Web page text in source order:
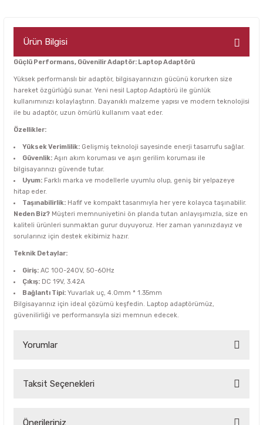
Ürün Bilgisi
Güçlü Performans, Güvenilir Adaptör: Laptop Adaptörü
Yüksek performanslı bir adaptör, bilgisayarınızın gücünü korurken size
hareket özgürlüğü sunar. Yeni nesil Laptop Adaptörü ile günlük
kullanımınızı kolaylaştırın. Dayanıklı malzeme yapısı ve modern teknolojisi
ile bu adaptör, uzun ömürlü kullanım vaat eder.
Özellikler:
Yüksek Verimlilik: Gelişmiş teknoloji sayesinde enerji tasarrufu sağlar.
Güvenlik: Aşırı akım koruması ve aşırı gerilim koruması ile
bilgisayarınızı güvende tutar.
Uyum: Farklı marka ve modellerle uyumlu olup, geniş bir yelpazeye
hitap eder.
Taşınabilirlik: Hafif ve kompakt tasarımıyla her yere kolayca taşınabilir.
Neden Biz? Müşteri memnuniyetini ön planda tutan anlayışımızla, size en
kaliteli ürünleri sunmaktan gurur duyuyoruz. Her zaman yanınızdayız ve
sorularınız için destek ekibimiz hazır.
Teknik Detaylar:
Giriş: AC 100-240V, 50-60Hz
Çıkış: DC 19V, 3.42A
Bağlantı Tipi: Yuvarlak uç, 4.0mm * 1.35mm
Bilgisayarınız için ideal çözümü keşfedin. Laptop adaptörümüz,
güvenilirliği ve performansıyla sizi memnun edecek.
Yorumlar
Bu ürüne ilk yorumu siz yapın!
Taksit Seçenekleri
Önerileriniz